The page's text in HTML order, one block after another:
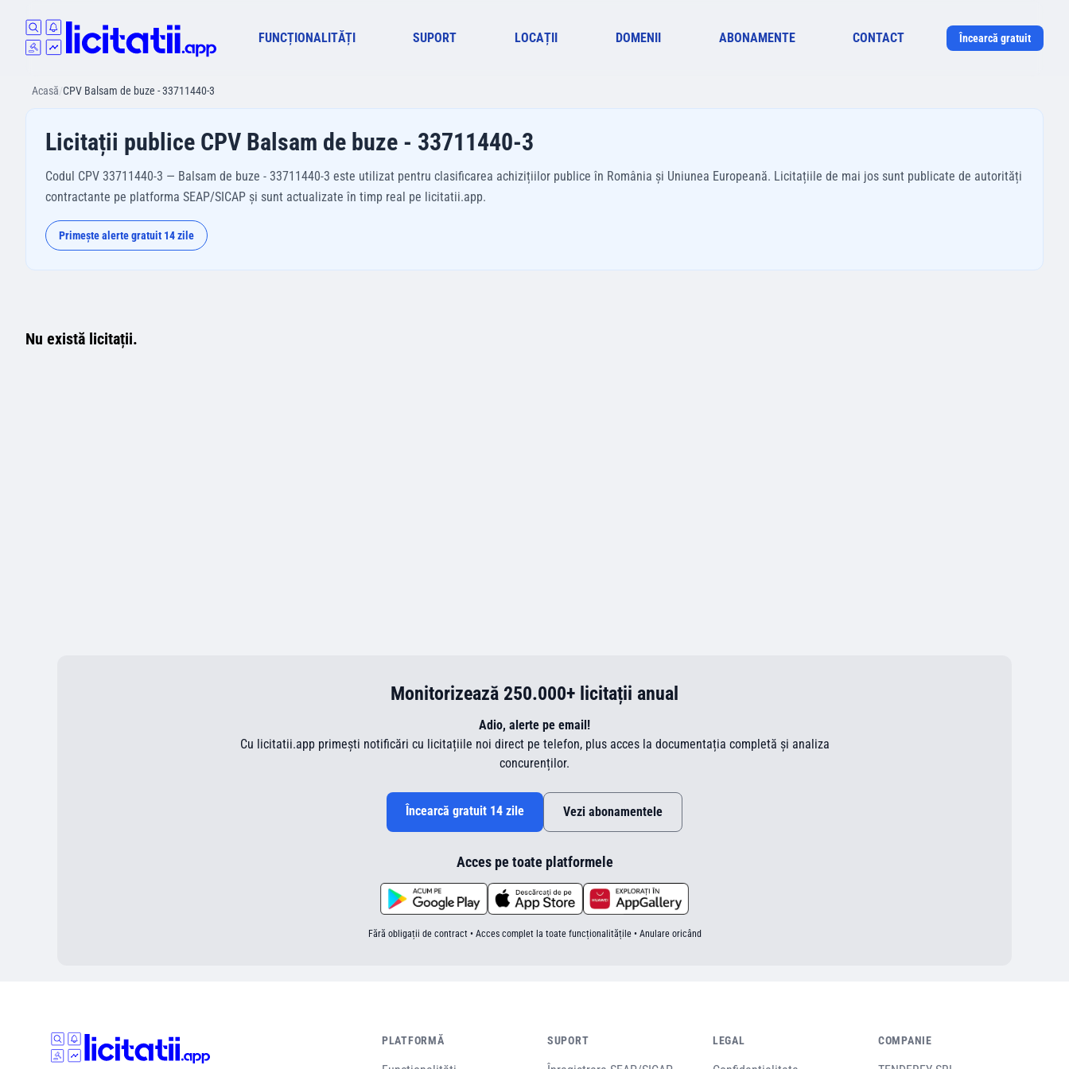
FUNCȚIONALITĂȚI SUPORT LOCAȚII DOMENII ABONAMENTE CONTACT Încearcă gratuit
Acasă/CPV Balsam de buze - 33711440-3
Licitații publice CPV Balsam de buze - 33711440-3
Codul CPV 33711440-3 — Balsam de buze - 33711440-3 este utilizat pentru clasificarea achizițiilor publice în România și Uniunea Europeană. Licitațiile de mai jos sunt publicate de autorități
contractante pe platforma SEAP/SICAP și sunt actualizate în timp real pe licitatii.app.
Primește alerte gratuit 14 zile
Nu există licitații.
Monitorizează 250.000+ licitații anual
Adio, alerte pe email!
Cu licitatii.app primești notificări cu licitațiile noi direct pe telefon, plus acces la documentația completă și analiza
concurenților.
Încearcă gratuit 14 zile Vezi abonamentele
Acces pe toate platformele
Fără obligații de contract • Acces complet la toate funcționalitățile • Anulare oricând
PLATFORMĂ SUPORT LEGAL COMPANIE